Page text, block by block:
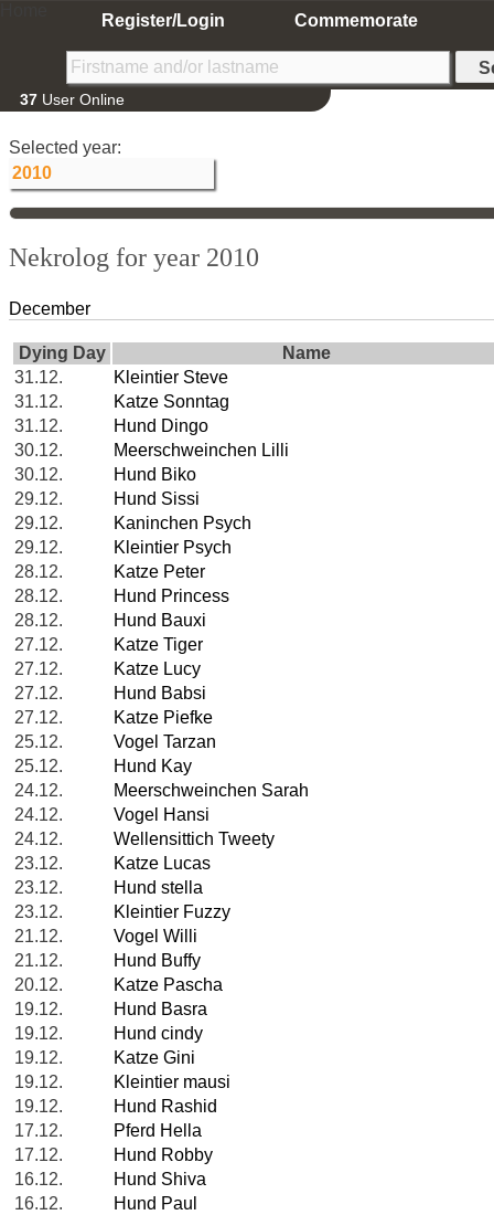
Register/Login Commemorate
37 User Online
Selected year:
Nekrolog for year 2010
December
Dying Day
Name
31.12.
Kleintier Steve
31.12.
Katze Sonntag
31.12.
Hund Dingo
30.12.
Meerschweinchen Lilli
30.12.
Hund Biko
29.12.
Hund Sissi
29.12.
Kaninchen Psych
29.12.
Kleintier Psych
28.12.
Katze Peter
28.12.
Hund Princess
28.12.
Hund Bauxi
27.12.
Katze Tiger
27.12.
Katze Lucy
27.12.
Hund Babsi
27.12.
Katze Piefke
25.12.
Vogel Tarzan
25.12.
Hund Kay
24.12.
Meerschweinchen Sarah
24.12.
Vogel Hansi
24.12.
Wellensittich Tweety
23.12.
Katze Lucas
23.12.
Hund stella
23.12.
Kleintier Fuzzy
21.12.
Vogel Willi
21.12.
Hund Buffy
20.12.
Katze Pascha
19.12.
Hund Basra
19.12.
Hund cindy
19.12.
Katze Gini
19.12.
Kleintier mausi
19.12.
Hund Rashid
17.12.
Pferd Hella
17.12.
Hund Robby
16.12.
Hund Shiva
16.12.
Hund Paul